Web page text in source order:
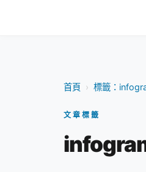
首頁 › 標籤：
文章標籤